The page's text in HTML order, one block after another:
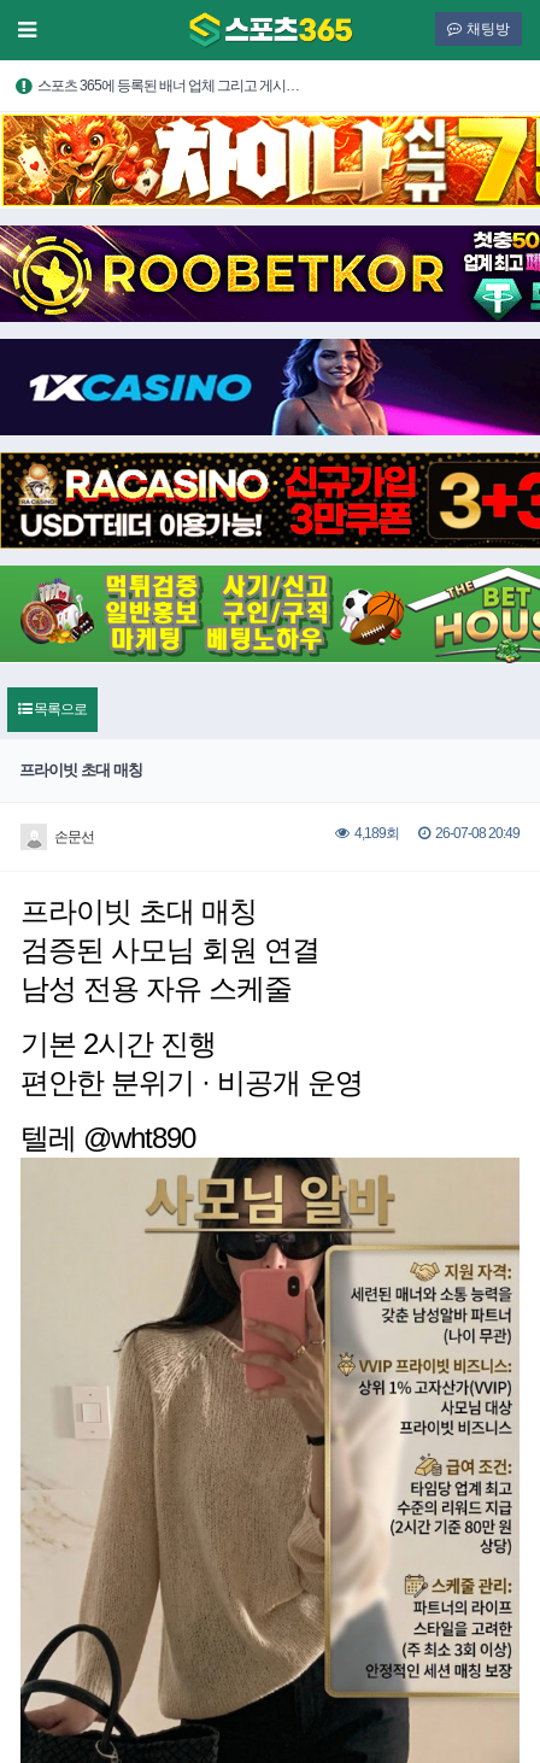
채팅방
스포츠 365에 등록된 배너 업체 그리고 게시…
목록으로
프라이빗 초대 매칭
손문선 4,189회 26-07-08 20:49
프라이빗 초대 매칭
검증된 사모님 회원 연결
남성 전용 자유 스케줄
기본 2시간 진행
편안한 분위기 · 비공개 운영
텔레 @wht890